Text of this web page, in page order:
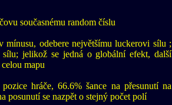
současnému random číslu
odebere největšímu luckerovi sílu ;
jelikož se jedná o globální efekt, další
mapu
hráče, 66.6% šance na přesunutí na
posunutí se nazpět o stejný počet polí